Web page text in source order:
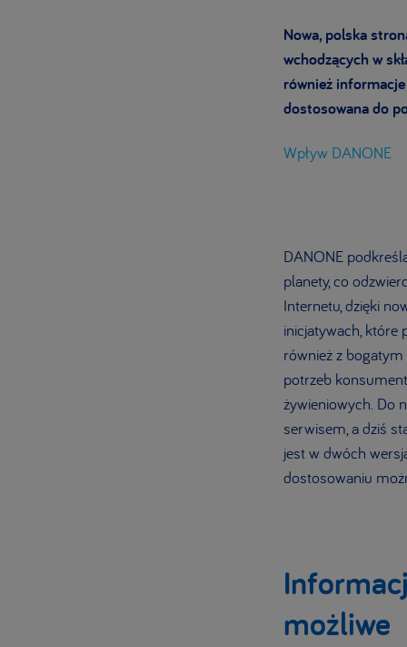
Nowa, polska
wchodzących w
również
dostosowana do
Wpływ DANONE
DANONE
planety, co
Internetu, dzięki
inicjatywach, które
również z
potrzeb
żywieniowych. Do
serwisem, a dziś
jest w dwóch
dostosowaniu
możliwe